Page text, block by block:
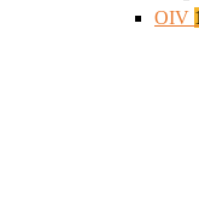
OIV 1